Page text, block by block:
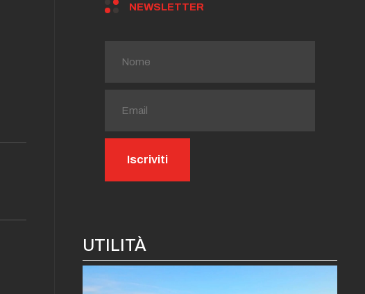
NEWSLETTER
UTILITÀ